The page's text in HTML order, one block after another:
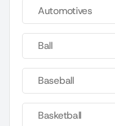
Automotives
Ball
Baseball
Basketball